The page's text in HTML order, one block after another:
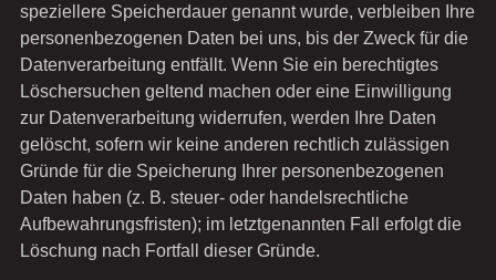
speziellere Speicherdauer genannt wurde, verbleiben Ihre
personenbezogenen Daten bei uns, bis der Zweck für die
Datenverarbeitung entfällt. Wenn Sie ein berechtigtes
Löschersuchen geltend machen oder eine Einwilligung
zur Datenverarbeitung widerrufen, werden Ihre Daten
gelöscht, sofern wir keine anderen rechtlich zulässigen
Gründe für die Speicherung Ihrer personenbezogenen
Daten haben (z. B. steuer- oder handelsrechtliche
Aufbewahrungsfristen); im letztgenannten Fall erfolgt die
Löschung nach Fortfall dieser Gründe.